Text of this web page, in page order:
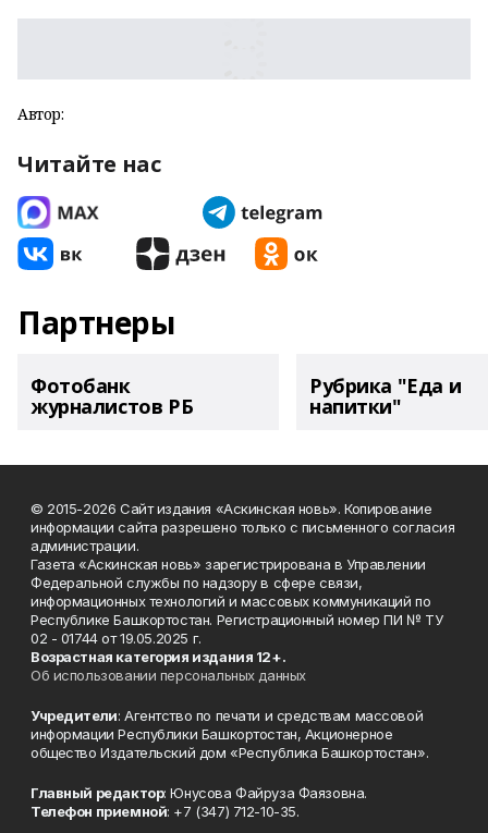
Автор:
Читайте нас
Партнеры
Фотобанк
журналистов РБ
Рубрика "Еда и
напитки"
© 2015-2026 Сайт издания «Аскинская новь». Копирование
информации сайта разрешено только с письменного согласия
администрации.
Газета «Аскинская новь» зарегистрирована в Управлении
Федеральной службы по надзору в сфере связи,
информационных технологий и массовых коммуникаций по
Республике Башкортостан. Регистрационный номер ПИ № ТУ
02 - 01744 от 19.05.2025 г.
Возрастная категория издания 12+.
Об использовании персональных данных
Учредители: Агентство по печати и средствам массовой
информации Республики Башкортостан, Акционерное
общество Издательский дом «Республика Башкортостан».
Главный редактор: Юнусова Файруза Фаязовна.
Телефон приемной: +7 (347) 712-10-35.